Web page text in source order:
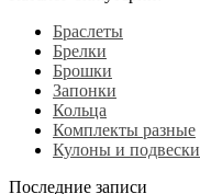
Браслеты
Брелки
Брошки
Запонки
Кольца
Комплекты разные
Кулоны и подвески
Последние записи